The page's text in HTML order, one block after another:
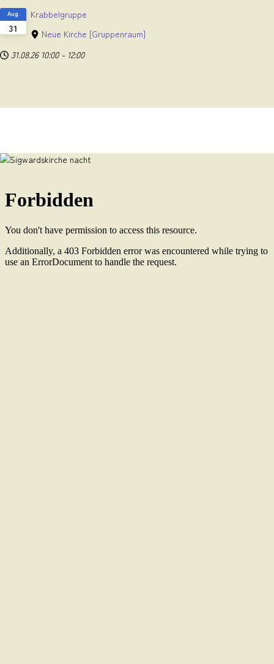
31
Aug.
Krabbelgruppe
Neue Kirche [Gruppenraum]
31.08.26 10:00 - 12:00